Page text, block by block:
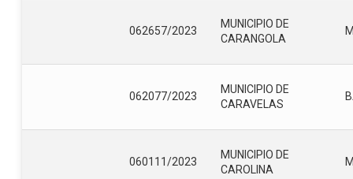
062657/2023
MUNICIPIO DE
CARANGOLA
062077/2023
MUNICIPIO DE
CARAVELAS
060111/2023
MUNICIPIO DE
CAROLINA